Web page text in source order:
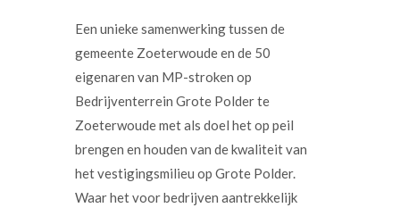
Een unieke samenwerking tussen de
gemeente Zoeterwoude en de 50
eigenaren van MP-stroken op
Bedrijventerrein Grote Polder te
Zoeterwoude met als doel het op peil
brengen en houden van de kwaliteit van
het vestigingsmilieu op Grote Polder.
Waar het voor bedrijven aantrekkelijk